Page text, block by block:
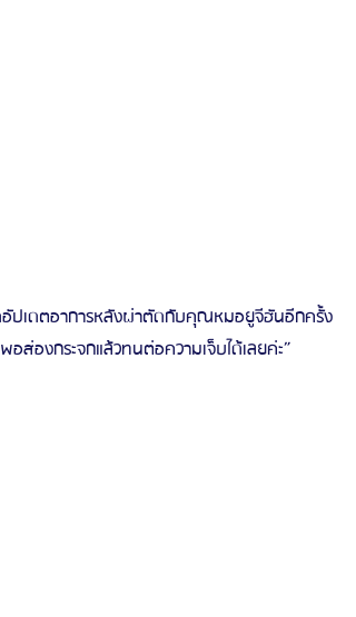
อัปเดตอาการหลังผ่าตัดกับคุณหมอยูจีฮันอีกครั้ง
ส่องกระจกแล้วทนต่อความเจ็บได้เลยค่ะ”